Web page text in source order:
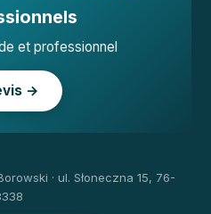
et professionnel
→
· ul. Słoneczna 15, 76-